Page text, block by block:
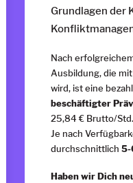
Grundlagen der
Nach
Ausbildung, die
wird, ist eine
beschäftigter
25,84 € Brutto/Std.
Je nach
durchschnittlich 5-
Haben wir Dich